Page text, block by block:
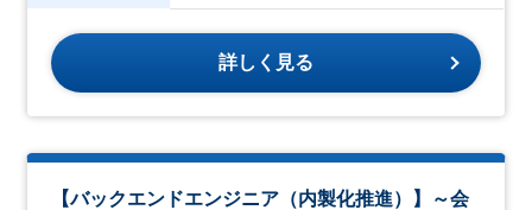
詳しく見る
【バックエンドエンジニア（内製化推進）】～会